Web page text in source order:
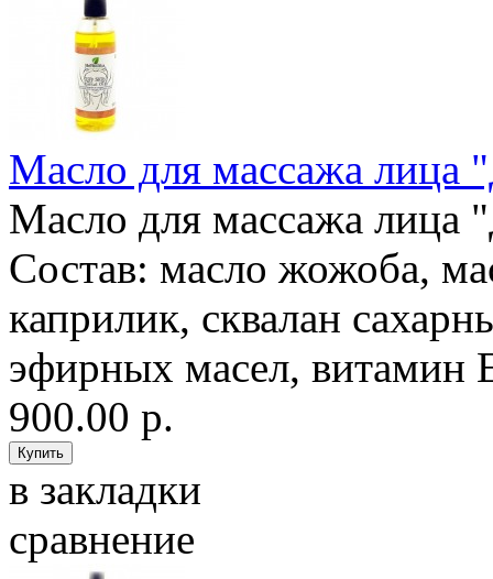
Масло для массажа
Масло для массажа
Состав: масло жожоба,
каприлик, сквалан
эфирных масел,
900.00 р.
в закладки
сравнение